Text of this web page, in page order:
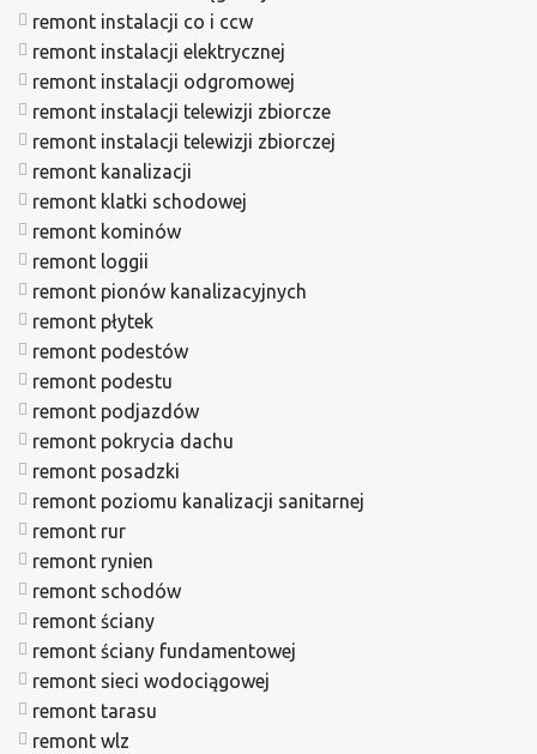
remont instalacji co i ccw
remont instalacji elektrycznej
remont instalacji odgromowej
remont instalacji telewizji zbiorcze
remont instalacji telewizji zbiorczej
remont kanalizacji
remont klatki schodowej
remont kominów
remont loggii
remont pionów kanalizacyjnych
remont płytek
remont podestów
remont podestu
remont podjazdów
remont pokrycia dachu
remont posadzki
remont poziomu kanalizacji sanitarnej
remont rur
remont rynien
remont schodów
remont ściany
remont ściany fundamentowej
remont sieci wodociągowej
remont tarasu
remont wlz